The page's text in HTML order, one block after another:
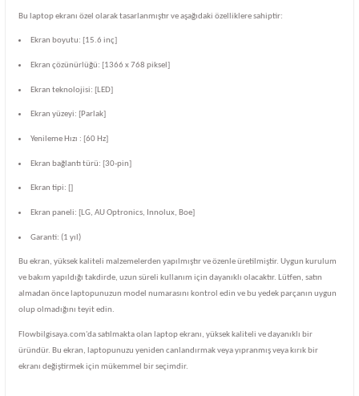
Bu laptop ekranı özel olarak tasarlanmıştır ve aşağıdaki özelliklere sahiptir:
Ekran boyutu: [15.6 inç]
Ekran çözünürlüğü: [1366 x 768 piksel]
Ekran teknolojisi: [LED]
Ekran yüzeyi: [Parlak]
Yenileme Hızı : [60 Hz]
Ekran bağlantı türü: [30-pin]
Ekran tipi: []
Ekran paneli: [LG, AU Optronics, Innolux, Boe]
Garanti: (1 yıl)
Bu ekran, yüksek kaliteli malzemelerden yapılmıştır ve özenle üretilmiştir. Uygun kurulum
ve bakım yapıldığı takdirde, uzun süreli kullanım için dayanıklı olacaktır. Lütfen, satın
almadan önce laptopunuzun model numarasını kontrol edin ve bu yedek parçanın uygun
olup olmadığını teyit edin.
Flowbilgisaya.com'da satılmakta olan laptop ekranı, yüksek kaliteli ve dayanıklı bir
üründür. Bu ekran, laptopunuzu yeniden canlandırmak veya yıpranmış veya kırık bir
ekranı değiştirmek için mükemmel bir seçimdir.